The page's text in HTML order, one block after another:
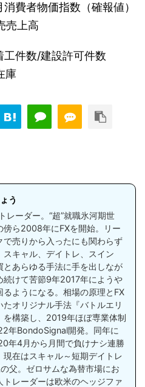
者物価指数（確報値）
上高
件数/建設許可件数
庫
う
レーダー。“超”就職氷河期世
傍ら2008年にFXを開始。リー
で売りから入ったにも関わらず
スキャル、デイトレ、スイン
とあらゆる手法に手を出しなが
続けて苦節9年2017年にようや
るようになる。相場の原理とFX
たオリジナル手法『バトルエリ
を構築し、2019年ほぼ専業体制
年BondoSignal開発。同年に
年4月から月間で負けナシ連勝
現在はスキャル～短期デイトレ
父。ゼロサムな為替市場にお
トレーダーは欧米のヘッジファ